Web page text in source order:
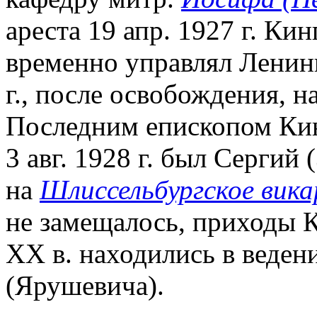
ареста 19 апр. 1927 г.
временно управлял
г., после освобождения,
Последним епископом
3 авг. 1928 г. был Сергий
на Шлиссельбургское
не замещалось, приходы
XX в. находились в
(Ярушевича).